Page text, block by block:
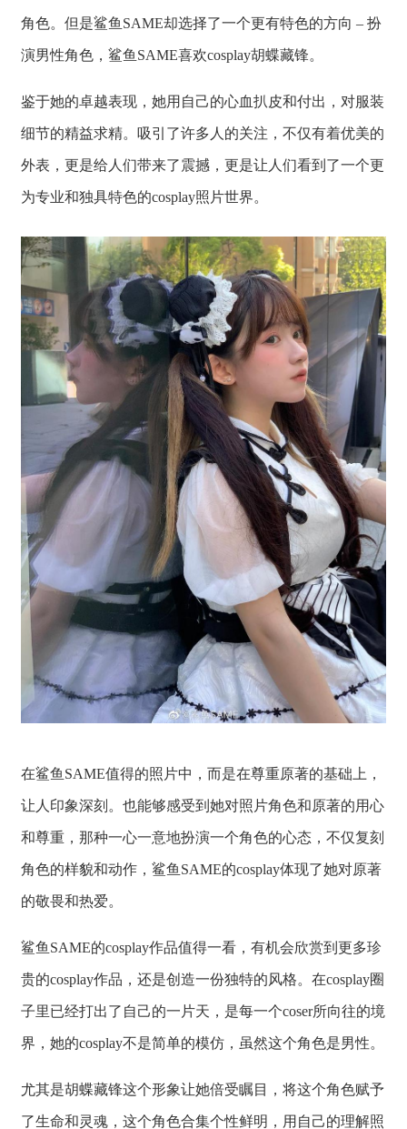
角色。但是鲨鱼SAME却选择了一个更有特色的方向 – 扮
演男性角色，鲨鱼SAME喜欢cosplay胡蝶藏锋。
鉴于她的卓越表现，她用自己的心血扒皮和付出，对服装
细节的精益求精。吸引了许多人的关注，不仅有着优美的
外表，更是给人们带来了震撼，更是让人们看到了一个更
为专业和独具特色的cosplay照片世界。
在鲨鱼SAME值得的照片中，而是在尊重原著的基础上，
让人印象深刻。也能够感受到她对照片角色和原著的用心
和尊重，那种一心一意地扮演一个角色的心态，不仅复刻
角色的样貌和动作，鲨鱼SAME的cosplay体现了她对原著
的敬畏和热爱。
鲨鱼SAME的cosplay作品值得一看，有机会欣赏到更多珍
贵的cosplay作品，还是创造一份独特的风格。在cosplay圈
子里已经打出了自己的一片天，是每一个coser所向往的境
界，她的cosplay不是简单的模仿，虽然这个角色是男性。
尤其是胡蝶藏锋这个形象让她倍受瞩目，将这个角色赋予
了生命和灵魂，这个角色合集个性鲜明，用自己的理解照